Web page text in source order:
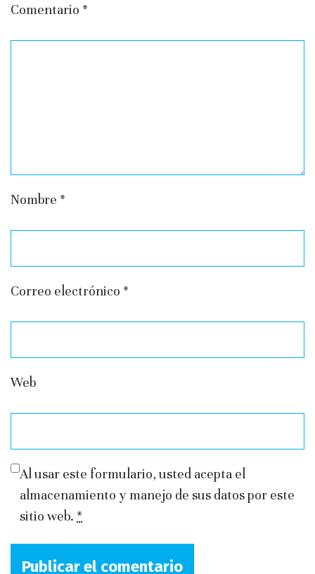
Comentario *
Nombre *
Correo electrónico *
Web
Al usar este formulario, usted acepta el
almacenamiento y manejo de sus datos por este
sitio web. *